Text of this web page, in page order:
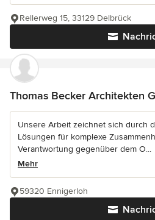
Rellerweg 15, 33129 Delbrück
Thomas Becker Architekten
Unsere Arbeit zeichnet sich durch
Lösungen für komplexe
Verantwortung gegenüber dem O...
Mehr
59320 Ennigerloh